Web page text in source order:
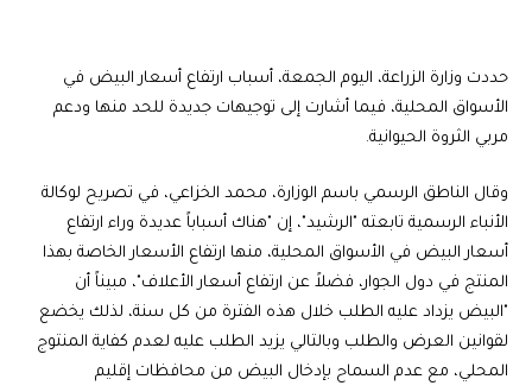
حددت وزارة الزراعة، اليوم الجمعة، أسباب ارتفاع أسعار البيض في
الأسواق المحلية، فيما أشارت إلى توجيهات جديدة للحد منها ودعم
مربي الثروة الحيوانية.
وقال الناطق الرسمي باسم الوزارة، محمد الخزاعي، في تصريح لوكالة
الأنباء الرسمية تابعته "الرشيد"، إن "هناك أسباباً عديدة وراء ارتفاع
أسعار البيض في الأسواق المحلية، منها ارتفاع الأسعار الخاصة بهذا
المنتج في دول الجوار، فضلاً عن ارتفاع أسعار الأعلاف"، مبيناً أن
"البيض يزداد عليه الطلب خلال هذه الفترة من كل سنة، لذلك يخضع
لقوانين العرض والطلب وبالتالي يزيد الطلب عليه لعدم كفاية المنتوج
المحلي، مع عدم السماح بإدخال البيض من محافظات إقليم